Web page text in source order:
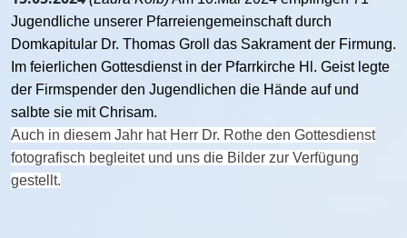
Jugendliche unserer Pfarreiengemeinschaft durch
Domkapitular Dr. Thomas Groll das Sakrament der Firmung.
Im feierlichen Gottesdienst in der Pfarrkirche Hl. Geist legte
der Firmspender den Jugendlichen die Hände auf und
salbte sie mit Chrisam.
Auch in diesem Jahr hat Herr Dr. Rothe den Gottesdienst
fotografisch begleitet und uns die Bilder zur Verfügung
gestellt.